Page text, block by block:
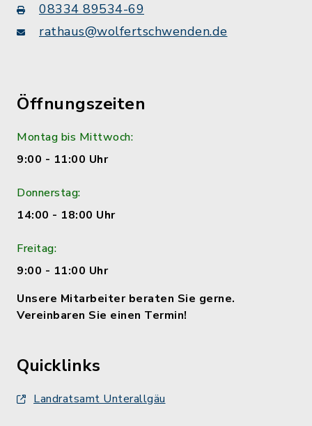
08334 89534-69
rathaus@wolfertschwenden.de
Öffnungszeiten
Montag bis Mittwoch:
9:00 - 11:00 Uhr
Donnerstag:
14:00 - 18:00 Uhr
Freitag:
9:00 - 11:00 Uhr
Unsere Mitarbeiter beraten Sie gerne.
Vereinbaren Sie einen Termin!
Quicklinks
Landratsamt Unterallgäu